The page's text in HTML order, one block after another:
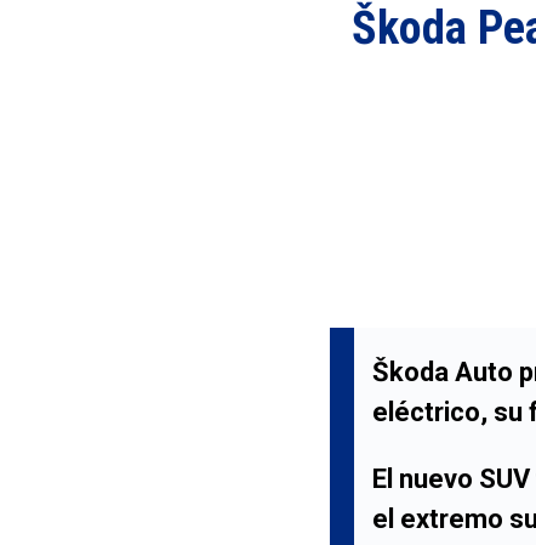
Škoda
Škoda Auto
eléctrico, su
El nuevo
el extremo